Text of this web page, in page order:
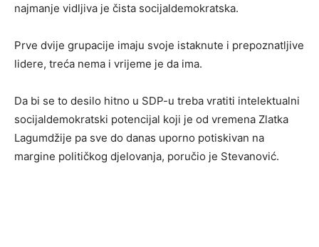
najmanje vidljiva je čista socijaldemokratska.
Prve dvije grupacije imaju svoje istaknute i prepoznatljive
lidere, treća nema i vrijeme je da ima.
Da bi se to desilo hitno u SDP-u treba vratiti intelektualni
socijaldemokratski potencijal koji je od vremena Zlatka
Lagumdžije pa sve do danas uporno potiskivan na
margine političkog djelovanja, poručio je Stevanović.